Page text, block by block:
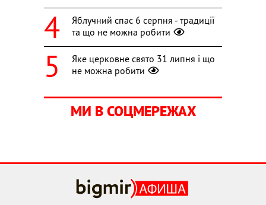
Яблучний спас 6 серпня - традиції
та що не можна робити
Яке церковне свято 31 липня і що
не можна робити
МИ В СОЦМЕРЕЖАХ